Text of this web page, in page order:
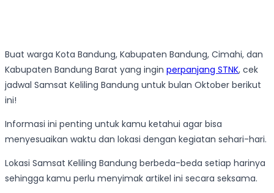
Buat warga Kota Bandung, Kabupaten Bandung, Cimahi, dan
Kabupaten Bandung Barat yang ingin perpanjang STNK, cek
jadwal Samsat Keliling Bandung untuk bulan Oktober berikut
ini!
Informasi ini penting untuk kamu ketahui agar bisa
menyesuaikan waktu dan lokasi dengan kegiatan sehari-hari.
Lokasi Samsat Keliling Bandung berbeda-beda setiap harinya
sehingga kamu perlu menyimak artikel ini secara seksama.